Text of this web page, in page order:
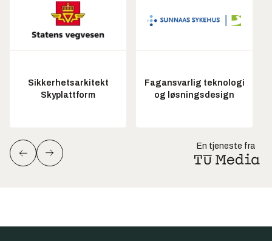
Sikkerhetsarkitekt
Skyplattform
Fagansvarlig teknologi
og løsningsdesign
En tjeneste fra